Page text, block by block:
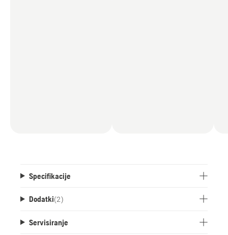
Specifikacije
Dodatki(2)
Servisiranje